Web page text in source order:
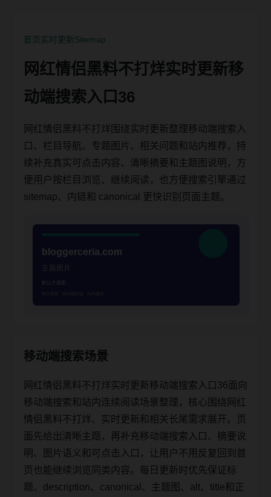
首页实时更新Sitemap
网红情侣黑料不打烊实时更新移
动端搜索入口36
网红情侣黑料不打烊围绕实时更新整理移动端搜索入
口、栏目导航、专题图片、相关问题和站内推荐，持
续补充真实可点击内容、清晰摘要和主题图说明，方
便用户按栏目浏览、继续阅读，也方便搜索引擎通过
sitemap、内链和 canonical 更快识别页面主题。
移动端搜索场景
网红情侣黑料不打烊实时更新移动端搜索入口36面向
移动端搜索和站内连续阅读场景整理，核心围绕网红
情侣黑料不打烊、实时更新和相关长尾需求展开。页
面先给出清晰主题，再补充移动端搜索入口、摘要说
明、图片语义和可点击入口，让用户不用反复回到首
页也能继续浏览同类内容。每日更新时优先保证标
题、description、canonical、主题图、alt、title和正